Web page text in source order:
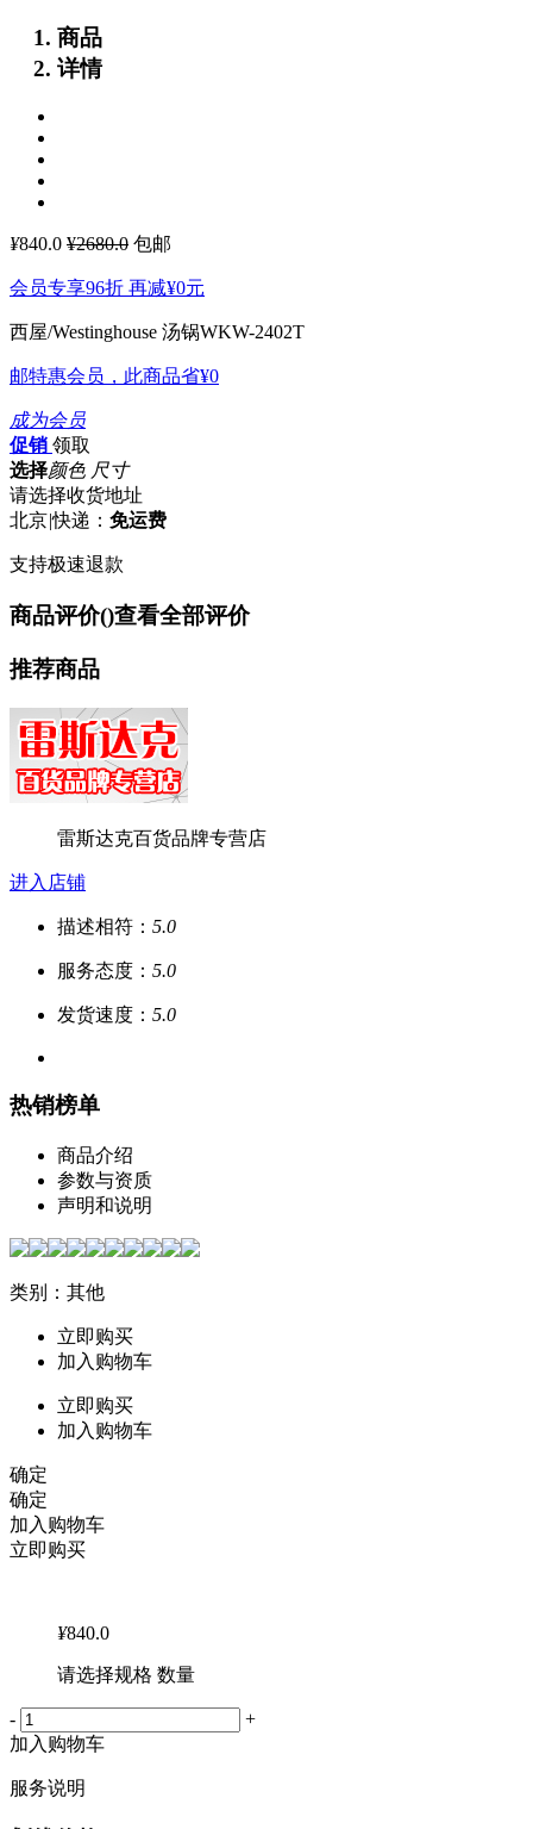
商品
详情
¥840.0 ¥2680.0 包邮
会员专享96折 再减¥0元
西屋/Westinghouse 汤锅WKW-2402T
邮特惠会员，此商品省¥0
成为会员
促销 领取
选择颜色 尺寸
请选择收货地址
北京|快递： 免运费
支持极速退款
商品评价()查看全部评价
推荐商品
雷斯达克百货品牌专营店
进入店铺
描述相符： 5.0
服务态度： 5.0
发货速度： 5.0
热销榜单
商品介绍
参数与资质
声明和说明
类别：其他
立即购买
加入购物车
立即购买
加入购物车
确定
确定
加入购物车
立即购买
¥840.0
请选择规格 数量
-
+
加入购物车
服务说明